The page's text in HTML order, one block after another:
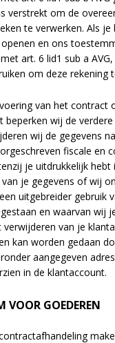
verstrekt om de
te verwerken. Als je
en ons
art. 6 lid1 sub a
om deze rekening
van het contract
beperken wij de
wij de gegevens
fiscale en
je uitdrukkelijk hebt
je gegevens of wij
uitgebreider gebruik
en waarvan wij
van je
kan worden gedaan
aangegeven
in de klantaccount.
VOOR GOEDEREN